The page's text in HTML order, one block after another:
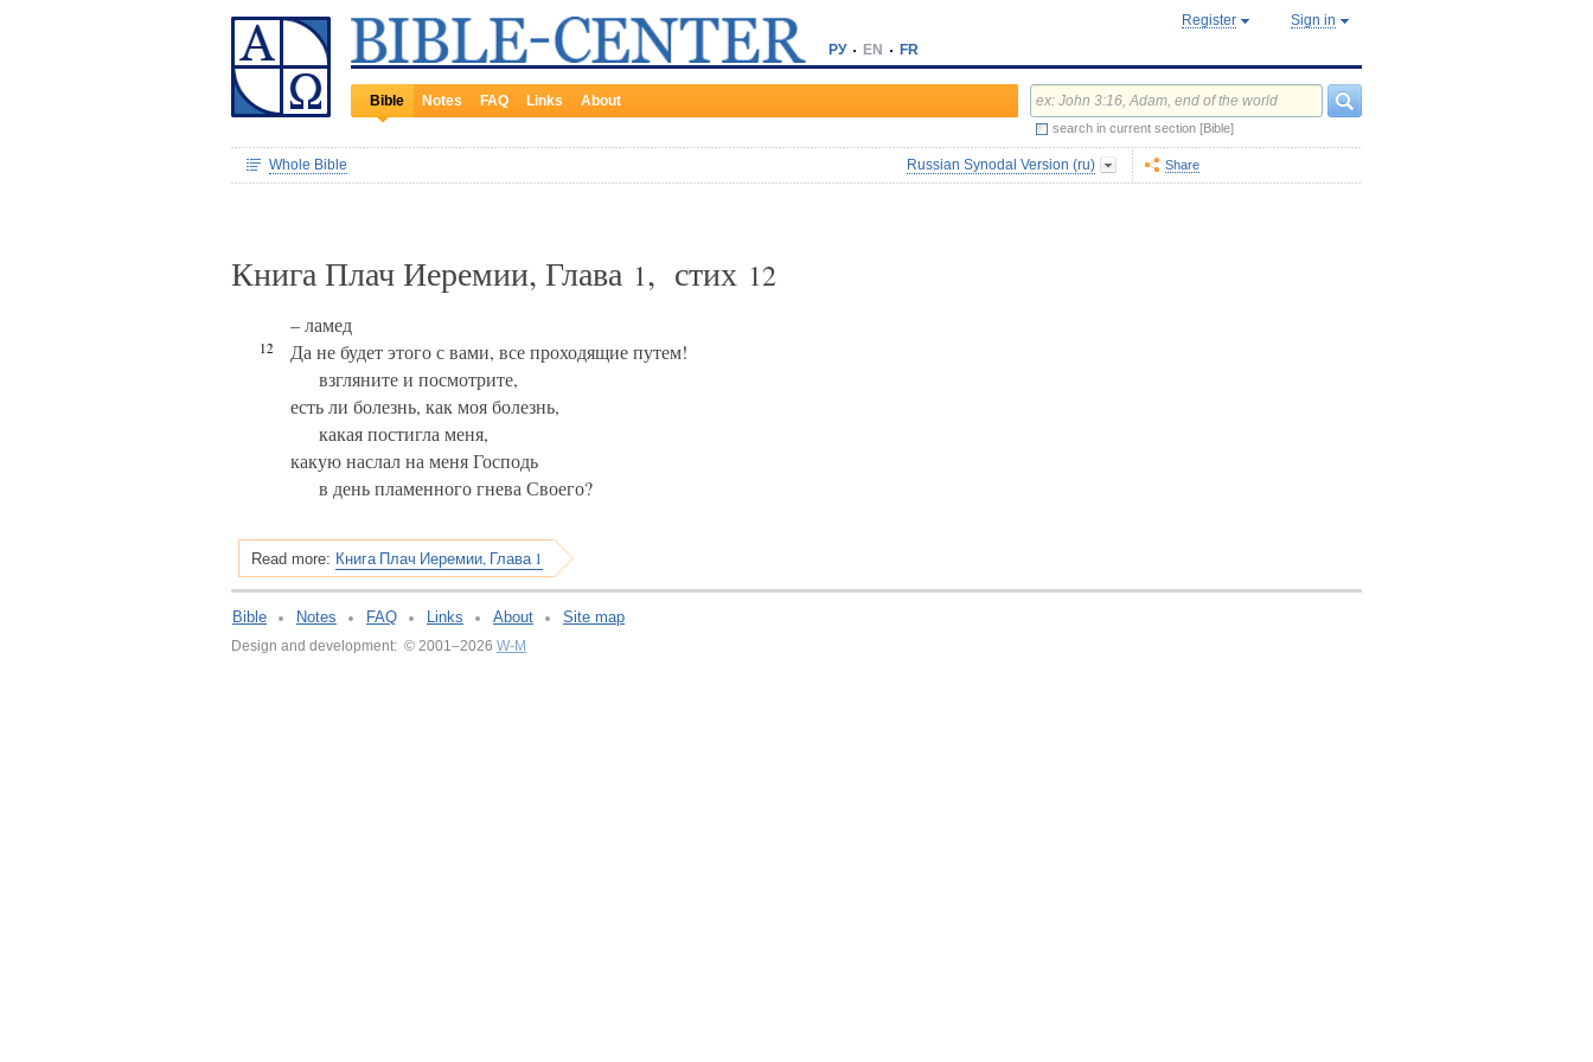
РУ EN FR
Register Sign in
Bible Notes FAQ Links About
search in current section [Bible]
Whole Bible Russian Synodal Version (ru) Share
Книга Плач Иеремии, Глава 1, стих 12
– ламед
12
Да не будет этого с вами, все проходящие путем!
взгляните и посмотрите,
есть ли болезнь, как моя болезнь,
какая постигла меня,
какую наслал на меня Господь
в день пламенного гнева Своего?
Read more: Книга Плач Иеремии, Глава 1
Bible Notes FAQ Links About Site map
Design and development: © 2001–2026 W-M